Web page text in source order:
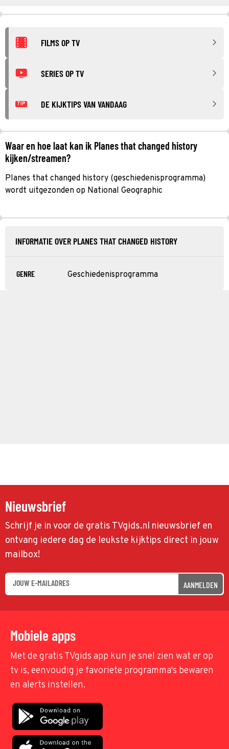
FILMS OP TV
SERIES OP TV
TIP DE KIJKTIPS VAN VANDAAG
Waar en hoe laat kan ik Planes that changed history
kijken/streamen?
Planes that changed history (geschiedenisprogramma)
wordt uitgezonden op National Geographic
INFORMATIE OVER PLANES THAT CHANGED HISTORY
GENRE Geschiedenisprogramma
Nieuwsbrief
Schrijf je in voor de gratis TVgids.nl nieuwsbrief en
ontvang iedere dag de leukste kijktips direct in jouw
mailbox!
AANMELDEN
Mobiele apps
Met de gratis TVgids app kun je snel zien wat er op
tv is, eenvoudig je favoriete programma's bewaren
en alerts instellen.